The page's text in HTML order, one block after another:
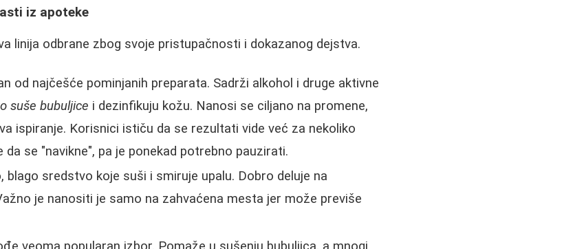
iz apoteke
linija odbrane zbog svoje pristupačnosti i dokazanog dejstva.
od najčešće pominjanih preparata. Sadrži alkohol i druge aktivne
suše bubuljice i dezinfikuju kožu. Nanosi se ciljano na promene,
ispiranje. Korisnici ističu da se rezultati vide već za nekoliko
da se "navikne", pa je ponekad potrebno pauzirati.
blago sredstvo koje suši i smiruje upalu. Dobro deluje na
je nanositi je samo na zahvaćena mesta jer može previše